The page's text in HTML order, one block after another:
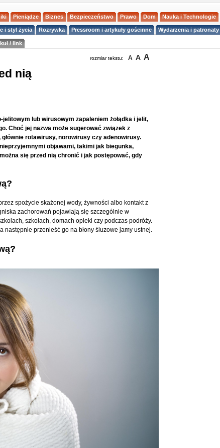
Pieniądze Biznes Bezpieczeństwo Prawo Dom Nauka i Technologie
i styl życia Rozrywka Pressroom i artykuły gościnne Wydarzenia i patronaty
/ link
rozmiar tekstu: A A A
nią
lub wirusowym zapaleniem żołądka i jelit,
Choć jej nazwa może sugerować związek z
rotawirusy, norowirusy czy adenowirusy.
objawami, takimi jak biegunka,
się przed nią chronić i jak postępować, gdy
spożycie skażonej wody, żywności albo kontakt z
zachorowań pojawiają się szczególnie w
szkołach, domach opieki czy podczas podróży.
przenieść go na błony śluzowe jamy ustnej.